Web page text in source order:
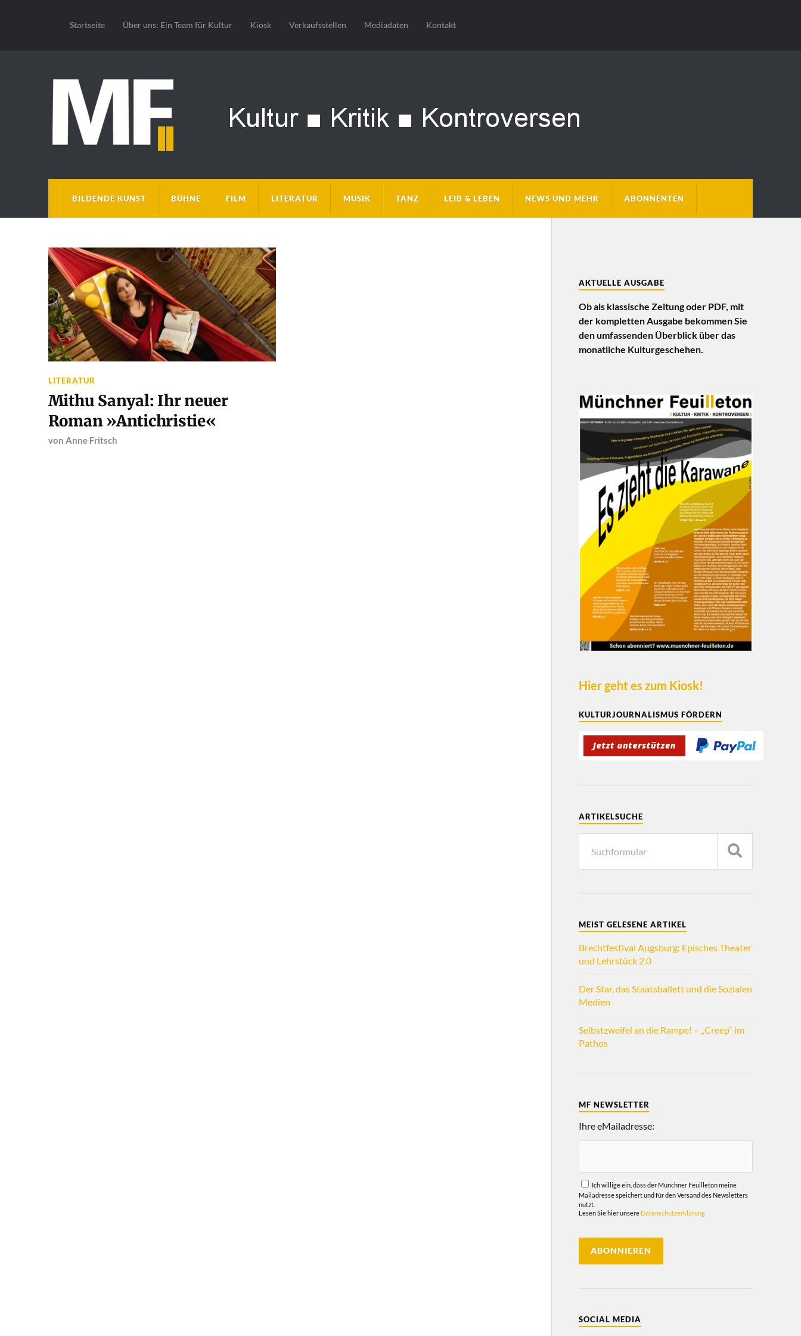
Startseite Über uns: Ein Team für Kultur Kiosk Verkaufsstellen Mediadaten Kontakt
BILDENDE KUNST BÜHNE FILM LITERATUR MUSIK TANZ LEIB & LEBEN NEWS UND MEHR ABONNENTEN
LITERATUR
Mithu Sanyal: Ihr neuer
Roman »Antichristie«
von Anne Fritsch
AKTUELLE AUSGABE
Ob als klassische Zeitung oder PDF, mit
der kompletten Ausgabe bekommen Sie
den umfassenden Überblick über das
monatliche Kulturgeschehen.
Hier geht es zum Kiosk!
KULTURJOURNALISMUS FÖRDERN
ARTIKELSUCHE
MEIST GELESENE ARTIKEL
Brechtfestival Augsburg: Episches Theater
und Lehrstück 2.0
Der Star, das Staatsballett und die Sozialen
Medien
Selbstzweifel an die Rampe! – „Creep“ im
Pathos
MF NEWSLETTER
Ihre eMailadresse:
Ich willige ein, dass der Münchner Feuilleton meine
Mailadresse speichert und für den Versand des Newsletters
nutzt.
Lesen Sie hier unsere Datenschutzerklärung
SOCIAL MEDIA